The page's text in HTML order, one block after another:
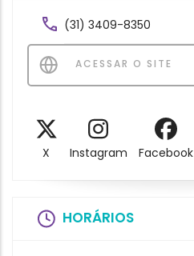
(31) 3409-8350
ACESSAR O SITE
X Instagram Facebook
HORÁRIOS